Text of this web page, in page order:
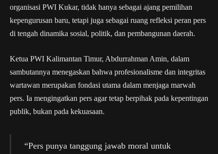
organisasi PWI Kukar, tidak hanya sebagai ajang pemilihan
kepengurusan baru, tetapi juga sebagai ruang refleksi peran pers
di tengah dinamika sosial, politik, dan pembangunan daerah.
Ketua PWI Kalimantan Timur, Abdurrahman Amin, dalam
sambutannya menegaskan bahwa profesionalisme dan integritas
wartawan merupakan fondasi utama dalam menjaga marwah
pers. Ia mengingatkan pers agar tetap berpihak pada kepentingan
publik, bukan pada kekuasaan.
“Pers punya tanggung jawab moral untuk